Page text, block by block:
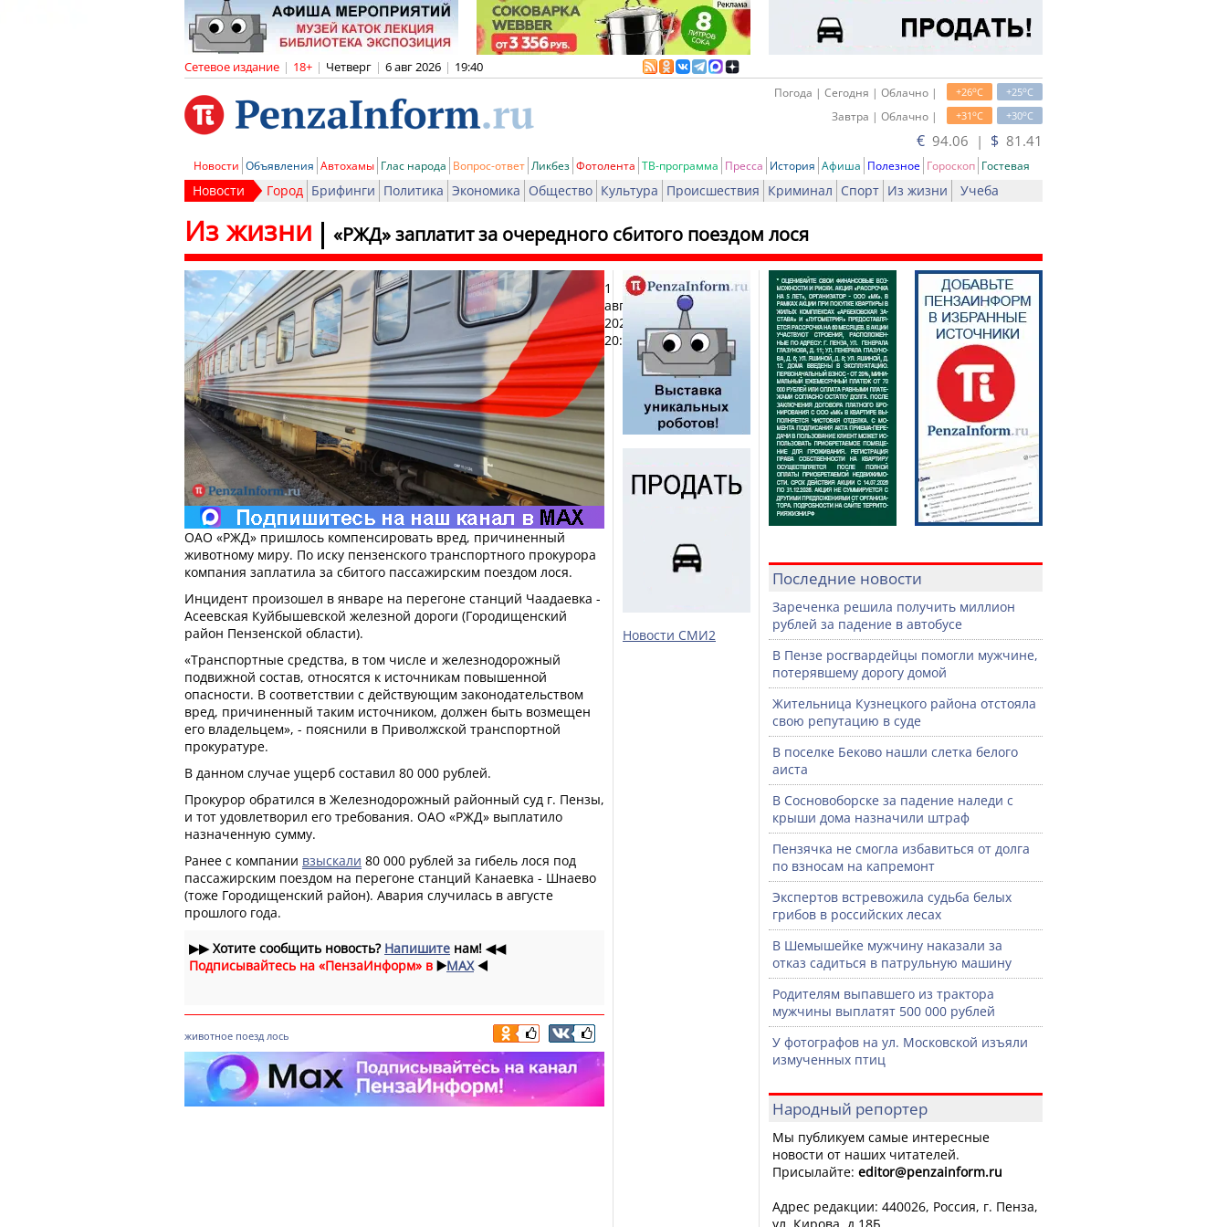
Сетевое издание | 18+ | Четверг | 6 авг 2026 | 19:40
+25oC
+26oC
Погода | Сегодня | Облачно |
+30oC
+31oC
Завтра | Облачно |
€ 94.06 | $ 81.41
Новости Объявления Автохамы Глас народа Вопрос-ответ Ликбез Фотолента ТВ-программа Пресса История Афиша Полезное Гороскоп Гостевая
Новости Город Брифинги Политика Экономика Общество Культура Происшествия Криминал Спорт Из жизни Учеба
«РЖД» заплатит за очередного сбитого поездом лося
Из жизни
1
августа
2024,
20:42
Печать
ОАО «РЖД» пришлось компенсировать вред, причиненный
животному миру. По иску пензенского транспортного прокурора
компания заплатила за сбитого пассажирским поездом лося.
Инцидент произошел в январе на перегоне станций Чаадаевка -
Асеевская Куйбышевской железной дороги (Городищенский
район Пензенской области).
«Транспортные средства, в том числе и железнодорожный
подвижной состав, относятся к источникам повышенной
опасности. В соответствии с действующим законодательством
вред, причиненный таким источником, должен быть возмещен
его владельцем», - пояснили в Приволжской транспортной
прокуратуре.
В данном случае ущерб составил 80 000 рублей.
Прокурор обратился в Железнодорожный районный суд г. Пензы,
и тот удовлетворил его требования. ОАО «РЖД» выплатило
назначенную сумму.
Ранее с компании взыскали 80 000 рублей за гибель лося под
пассажирским поездом на перегоне станций Канаевка - Шнаево
(тоже Городищенский район). Авария случилась в августе
прошлого года.
▶▶Хотите сообщить новость? Напишите нам! ◀◀
Подписывайтесь на «ПензаИнформ» в ▶️MAX ◀️
животное поезд лось
Новости СМИ2
Последние новости
Зареченка решила получить миллион
рублей за падение в автобусе
В Пензе росгвардейцы помогли мужчине,
потерявшему дорогу домой
Жительница Кузнецкого района отстояла
свою репутацию в суде
В поселке Беково нашли слетка белого
аиста
В Сосновоборске за падение наледи с
крыши дома назначили штраф
Пензячка не смогла избавиться от долга
по взносам на капремонт
Экспертов встревожила судьба белых
грибов в российских лесах
В Шемышейке мужчину наказали за
отказ садиться в патрульную машину
Родителям выпавшего из трактора
мужчины выплатят 500 000 рублей
У фотографов на ул. Московской изъяли
измученных птиц
Народный репортер
Мы публикуем самые интересные
новости от наших читателей.
Присылайте: editor@penzainform.ru
Адрес редакции: 440026, Россия, г. Пенза,